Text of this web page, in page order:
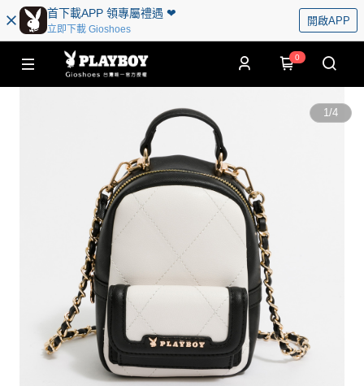
首下載APP 領專屬禮遇 ❤︎
立即下載 Gioshoes
開啟APP
0
1/4